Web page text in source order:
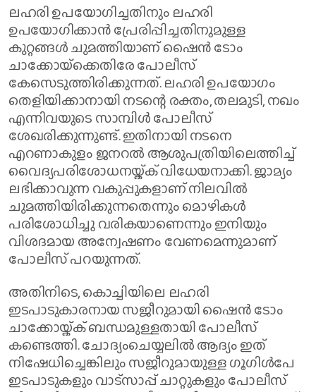
ലഹരി ഉപയോഗിച്ചതിനും ലഹരി
ഉപയോഗിക്കാൻ പ്രേരിപ്പിച്ചതിനുമുള്ള
കുറ്റങ്ങൾ ചുമത്തിയാണ് ഷൈൻ ടോം
ചാക്കോയ്‌ക്കെതിരേ പോലീസ്
കേസെടുത്തിരിക്കുന്നത്. ലഹരി ഉപയോഗം
തെളിയിക്കാനായി നടന്റെ രക്തം, തലമുടി, നഖം
എന്നിവയുടെ സാമ്പിൾ പോലീസ്
ശേഖരിക്കുന്നുണ്ട്. ഇതിനായി നടനെ
എറണാകുളം ജനറൽ ആശുപത്രിയിലെത്തിച്ച്
വൈദ്യപരിശോധനയ്ക്ക് വിധേയനാക്കി. ജാമ്യം
ലഭിക്കാവുന്ന വകുപ്പുകളാണ് നിലവിൽ
ചുമത്തിയിരിക്കുന്നതെന്നും മൊഴികൾ
പരിശോധിച്ചു വരികയാണെന്നും ഇനിയും
വിശദമായ അന്വേഷണം വേണമെന്നുമാണ്
പോലീസ് പറയുന്നത്.
അതിനിടെ, കൊച്ചിയിലെ ലഹരി
ഇടപാടുകാരനായ സജീറുമായി ഷൈൻ ടോം
ചാക്കോയ്ക്ക് ബന്ധമുള്ളതായി പോലീസ്
കണ്ടെത്തി. ചോദ്യംചെയ്യലിൽ ആദ്യം ഇത്
നിഷേധിച്ചെങ്കിലും സജീറുമായുള്ള ഗൂഗിൾപേ
ഇടപാടുകളും വാട്‌സാപ്പ് ചാറ്റുകളും പോലീസ്